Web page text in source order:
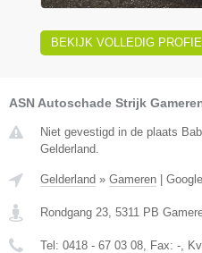
BEKIJK VOLLEDIG
ASN Autoschade Strijk
Niet gevestigd in de plaats
Gelderland.
Gelderland » Gameren |
Rondgang 23 5311 PB
Tel: 0418 - 67 03 08 , Fax: - ,